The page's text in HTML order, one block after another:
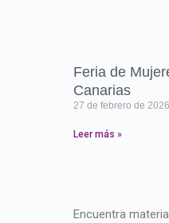
Feria de
Canarias
27 de febrero de 2026
Leer más »
Encuentra